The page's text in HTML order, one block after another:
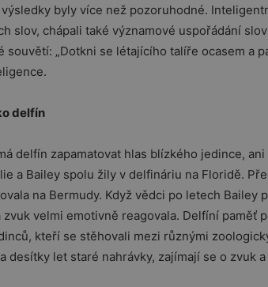
byly více než pozoruhodné.
slov, chápali také významové uspořádání
souvětí: „Dotkni se létajícího talíře ocasem a
delfín
delfín zapamatovat hlas blízkého jedince,
a Bailey spolu žily v delfináriu na Floridě.
na Bermudy. Když vědci po letech Bailey
zvuk velmi emotivně reagovala. Delfíní paměť
kteří se stěhovali mezi různými
desítky let staré nahrávky, zajímají se o zvuk